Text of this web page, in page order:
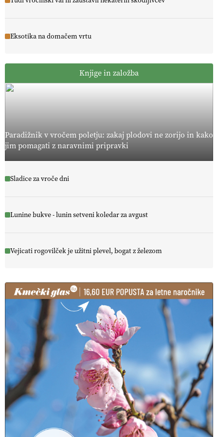
Eksotika na domačem vrtu
Knjige in založba
Paradižnik v vročem poletju: zakaj plodovi ne zorijo in kako
jim pomagati z naravnimi pripravki
Sladice za vroče dni
Lunine bukve - lunin setveni koledar za avgust
Vejicati rogovilček je užitni plevel, bogat z železom